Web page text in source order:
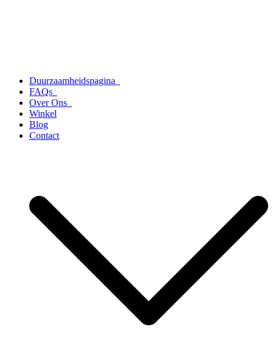
Duurzaamheidspagina
FAQs
Over Ons
Winkel
Blog
Contact